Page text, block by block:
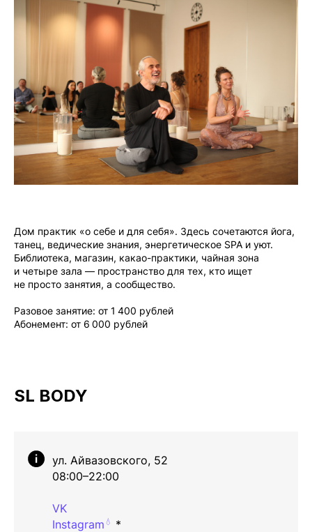
Дом практик «о себе и для себя». Здесь сочетаются йога,
танец, ведические знания, энергетическое SPA и уют.
Библиотека, магазин, какао-практики, чайная зона
и четыре зала — пространство для тех, кто ищет
не просто занятия, а сообщество.
Разовое занятие: от 1 400 рублей
Абонемент: от 6 000 рублей
SL BODY
ул. Айвазовского, 52
08:00–22:00
VK
Instagram 💧 *